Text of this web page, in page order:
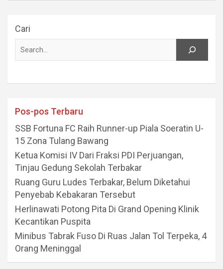
Cari
Pos-pos Terbaru
SSB Fortuna FC Raih Runner-up Piala Soeratin U-
15 Zona Tulang Bawang
Ketua Komisi IV Dari Fraksi PDI Perjuangan,
Tinjau Gedung Sekolah Terbakar
Ruang Guru Ludes Terbakar, Belum Diketahui
Penyebab Kebakaran Tersebut
Herlinawati Potong Pita Di Grand Opening Klinik
Kecantikan Puspita
Minibus Tabrak Fuso Di Ruas Jalan Tol Terpeka, 4
Orang Meninggal